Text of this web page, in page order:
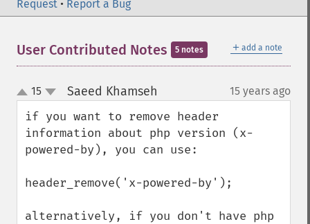
Request • Report a Bug
＋ add a note
User Contributed Notes 5 notes
up
down
15 Saeed Khamseh 15 years ago
if you want to remove header
information about php version (x-
powered-by), you can use:
header_remove('x-powered-by');
alternatively, if you don't have php